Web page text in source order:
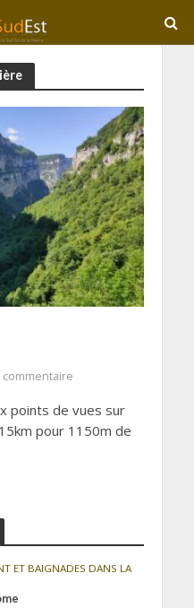
points de vues sur
pour 1150m de
ET BAIGNADES DANS LA